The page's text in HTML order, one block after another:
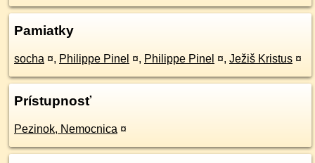
Pamiatky
socha ¤, Philippe Pinel ¤, Philippe Pinel ¤, Ježiš Kristus ¤
Prístupnosť
Pezinok, Nemocnica ¤